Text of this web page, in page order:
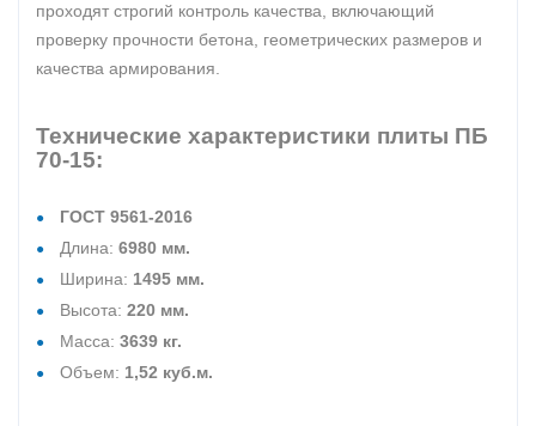
проходят строгий контроль качества, включающий
проверку прочности бетона, геометрических размеров и
качества армирования.
Технические характеристики плиты ПБ
70-15:
ГОСТ 9561-2016
Длина: 6980 мм.
Ширина: 1495 мм.
Высота: 220 мм.
Масса: 3639 кг.
Объем: 1,52 куб.м.